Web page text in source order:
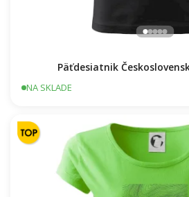
Päťdesiatnik
NA SKLADE